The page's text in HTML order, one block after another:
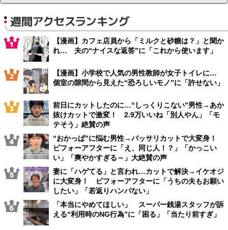
週間アクセスランキング
【漫画】カフェ店員から「ミルクと砂糖は？」と聞か
れ… 夫の“ナイスな返答”に「これから使います」
【漫画】小学校で人気の男性教師が女子トイレに…
個室の隙間から見えた“恐ろしいモノ”に「許せない」
前日にカットしたのに…“しっくりこない”男性→あか
抜けカットで激変！ 2.9万いいね「別人やん」「モ
テそう」絶賛の声
“おかっぱ”に悩む男性→バッサリカットで大変身！
ビフォーアフターに「え、同じ人！？」「かっこい
い」「爽やかすぎる～」大絶賛の声
妻に「ハゲてる」と言われ…カットで解決→イケオジ
に大変身！ ビフォーアフターに「うちの夫もお願い
したい」「若返りハンパない」
「本当にやめてほしい」 スーパー銭湯スタッフが訴
える“利用時のNG行為”に「困る」「当たり前すぎ」